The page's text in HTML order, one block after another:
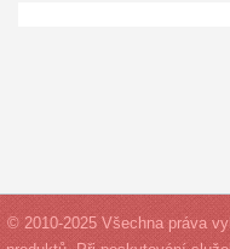
© 2010-2025 Všechna práva